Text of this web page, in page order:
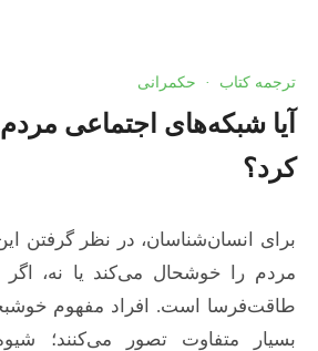
ترجمه کتاب · حکمرانی
آیا شبکه‌های اجتماعی مردم
کرد؟
برای انسان‌شناسان، در نظر گرفتن
مردم را خوشحال می‌کند یا نه، اگر
طاقت‌فرسا است. افراد مفهوم
بسیار متفاوت تصور می‌کنند؛